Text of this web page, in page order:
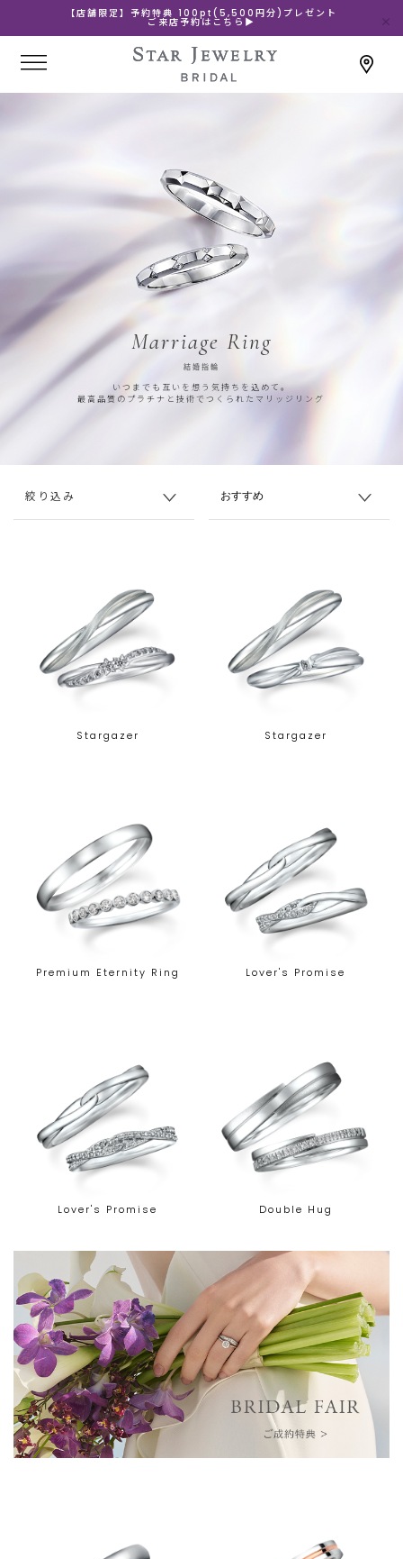
【店舗限定】予約特典 100pt(5,500円分)プレゼント
ご来店予約はこちら▶
Marriage Ring
結婚指輪
いつまでも互いを想う気持ちを込めて。
最高品質のプラチナと技術でつくられたマリッジリング
絞り込み
Stargazer Stargazer
Premium Eternity Ring Lover's Promise
Lover's Promise Double Hug